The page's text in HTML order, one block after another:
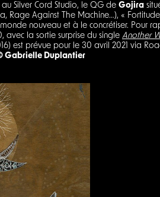
Silver Cord Studio, le QG de Gojira
Against The Machine…), « Fortitude
nouveau et à le concrétiser. Pour
avec la sortie surprise du single Another
est prévue pour le 30 avril 2021 via
Gabrielle Duplantier